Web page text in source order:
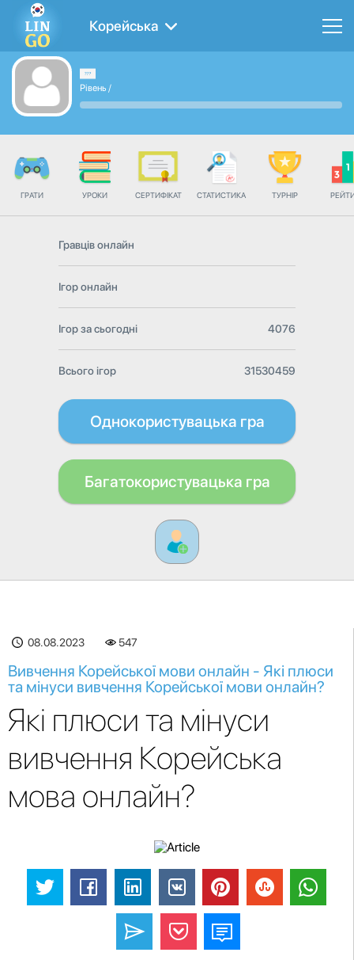
Корейська
Рівень /
ГРАТИ УРОКИ СЕРТИФІКАТ СТАТИСТИКА ТУРНІР
Гравців онлайн
Ігор онлайн
Ігор за сьогодні 4076
Всього ігор 31530459
Однокористувацька гра
Багатокористувацька гра
08.08.2023 547
Вивчення Корейської мови онлайн - Які плюси
та мінуси вивчення Корейської мови онлайн?
Які плюси та мінуси
вивчення Корейська
мова онлайн?